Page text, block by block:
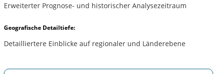
Erweiterter Prognose- und historischer Analysezeitraum
Geografische Detailtiefe:
Detailliertere Einblicke auf regionaler und Länderebene